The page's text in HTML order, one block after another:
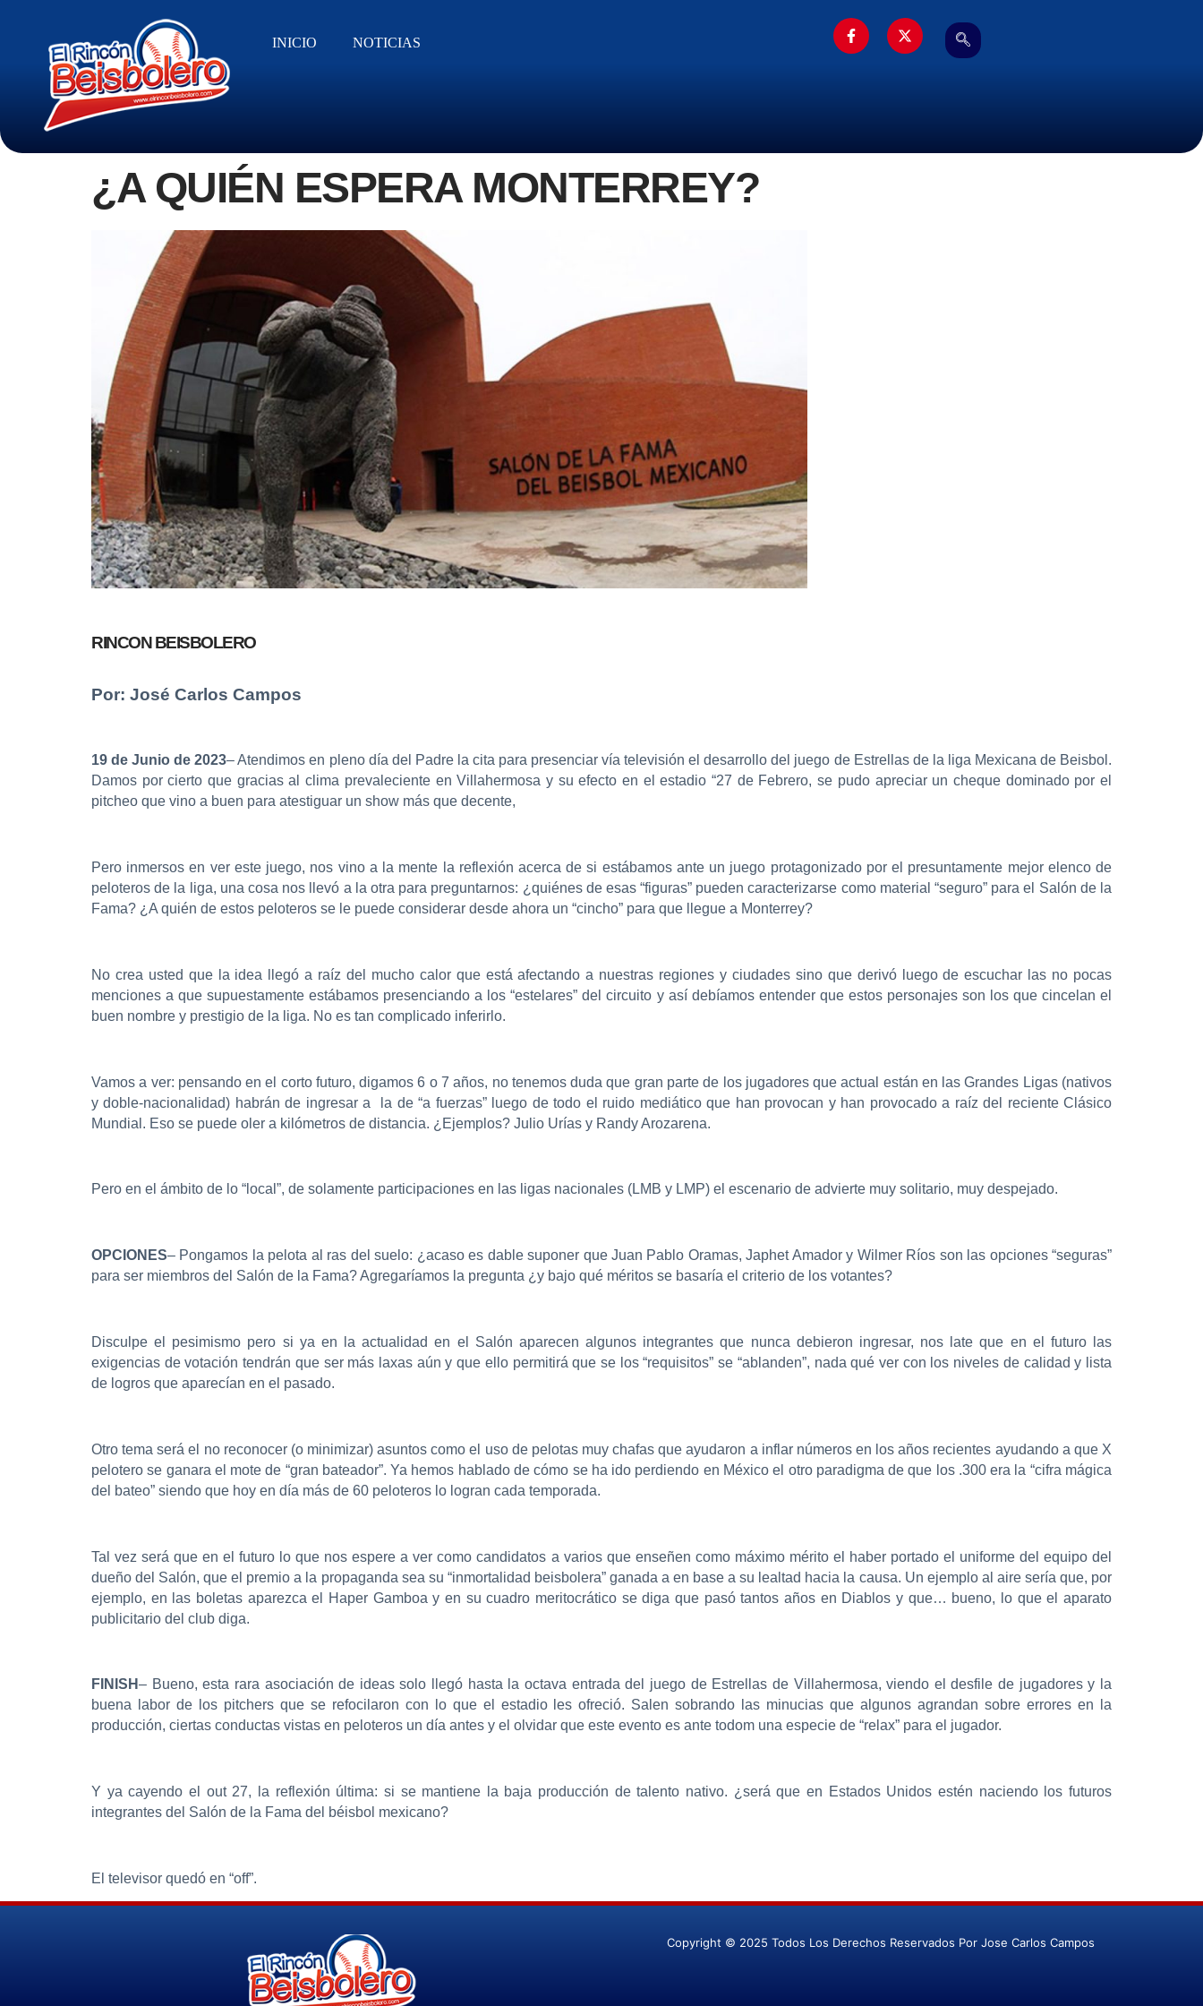
INICIO NOTICIAS
¿A QUIÉN ESPERA MONTERREY?
RINCON BEISBOLERO
Por: José Carlos Campos
19 de Junio de 2023– Atendimos en pleno día del Padre la cita para presenciar vía televisión el desarrollo del juego de Estrellas de la liga Mexicana de Beisbol.
Damos por cierto que gracias al clima prevaleciente en Villahermosa y su efecto en el estadio “27 de Febrero, se pudo apreciar un cheque dominado por el
pitcheo que vino a buen para atestiguar un show más que decente,
Pero inmersos en ver este juego, nos vino a la mente la reflexión acerca de si estábamos ante un juego protagonizado por el presuntamente mejor elenco de
peloteros de la liga, una cosa nos llevó a la otra para preguntarnos: ¿quiénes de esas “figuras” pueden caracterizarse como material “seguro” para el Salón de la
Fama? ¿A quién de estos peloteros se le puede considerar desde ahora un “cincho” para que llegue a Monterrey?
No crea usted que la idea llegó a raíz del mucho calor que está afectando a nuestras regiones y ciudades sino que derivó luego de escuchar las no pocas
menciones a que supuestamente estábamos presenciando a los “estelares” del circuito y así debíamos entender que estos personajes son los que cincelan el
buen nombre y prestigio de la liga. No es tan complicado inferirlo.
Vamos a ver: pensando en el corto futuro, digamos 6 o 7 años, no tenemos duda que gran parte de los jugadores que actual están en las Grandes Ligas (nativos
y doble-nacionalidad) habrán de ingresar a la de “a fuerzas” luego de todo el ruido mediático que han provocan y han provocado a raíz del reciente Clásico
Mundial. Eso se puede oler a kilómetros de distancia. ¿Ejemplos? Julio Urías y Randy Arozarena.
Pero en el ámbito de lo “local”, de solamente participaciones en las ligas nacionales (LMB y LMP) el escenario de advierte muy solitario, muy despejado.
OPCIONES– Pongamos la pelota al ras del suelo: ¿acaso es dable suponer que Juan Pablo Oramas, Japhet Amador y Wilmer Ríos son las opciones “seguras”
para ser miembros del Salón de la Fama? Agregaríamos la pregunta ¿y bajo qué méritos se basaría el criterio de los votantes?
Disculpe el pesimismo pero si ya en la actualidad en el Salón aparecen algunos integrantes que nunca debieron ingresar, nos late que en el futuro las
exigencias de votación tendrán que ser más laxas aún y que ello permitirá que se los “requisitos” se “ablanden”, nada qué ver con los niveles de calidad y lista
de logros que aparecían en el pasado.
Otro tema será el no reconocer (o minimizar) asuntos como el uso de pelotas muy chafas que ayudaron a inflar números en los años recientes ayudando a que X
pelotero se ganara el mote de “gran bateador”. Ya hemos hablado de cómo se ha ido perdiendo en México el otro paradigma de que los .300 era la “cifra mágica
del bateo” siendo que hoy en día más de 60 peloteros lo logran cada temporada.
Tal vez será que en el futuro lo que nos espere a ver como candidatos a varios que enseñen como máximo mérito el haber portado el uniforme del equipo del
dueño del Salón, que el premio a la propaganda sea su “inmortalidad beisbolera” ganada a en base a su lealtad hacia la causa. Un ejemplo al aire sería que, por
ejemplo, en las boletas aparezca el Haper Gamboa y en su cuadro meritocrático se diga que pasó tantos años en Diablos y que… bueno, lo que el aparato
publicitario del club diga.
FINISH– Bueno, esta rara asociación de ideas solo llegó hasta la octava entrada del juego de Estrellas de Villahermosa, viendo el desfile de jugadores y la
buena labor de los pitchers que se refocilaron con lo que el estadio les ofreció. Salen sobrando las minucias que algunos agrandan sobre errores en la
producción, ciertas conductas vistas en peloteros un día antes y el olvidar que este evento es ante todom una especie de “relax” para el jugador.
Y ya cayendo el out 27, la reflexión última: si se mantiene la baja producción de talento nativo. ¿será que en Estados Unidos estén naciendo los futuros
integrantes del Salón de la Fama del béisbol mexicano?
El televisor quedó en “off”.
Copyright © 2025 Todos Los Derechos Reservados Por Jose Carlos Campos